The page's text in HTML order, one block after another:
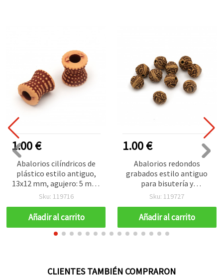
1.00 €
Abalorios cilíndricos de
plástico estilo antiguo,
13x12 mm, agujero: 5 mm,
naranja, 50 g (~64 uds)
Sku: 119716
Añadir al carrito
1.00 €
Abalorios redondos
grabados estilo antiguo
para bisutería y
manualidades, motivo
2,5 mm, marrón, 50 g (≈90
uds.)
Sku: 119727
Añadir al carrito
CLIENTES TAMBIÉN COMPRARON